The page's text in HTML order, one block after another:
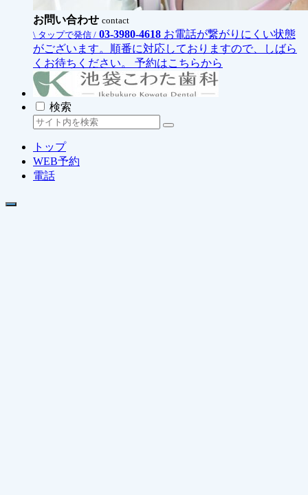
お問い合わせ contact
\ タップで発信 / 03-3980-4618 お電話が繋がりにくい状態
がございます。順番に対応しておりますので、しばら
くお待ちください。
予約はこちらから
検索
トップ
WEB予約
電話